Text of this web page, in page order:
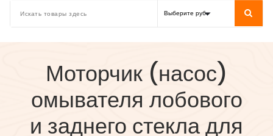
Моторчик (насос)
омывателя лобового
и заднего стекла для